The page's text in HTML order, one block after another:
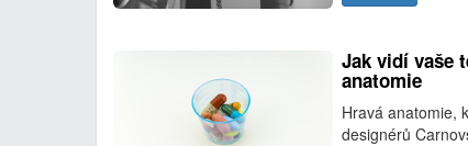
Jak vidí vaše
anatomie
Hravá anatomie,
designérů